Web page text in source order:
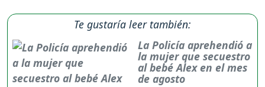
Te gustaría leer también:
La Policía aprehendió a
la mujer que secuestro
al bebé Alex en el mes
de agosto